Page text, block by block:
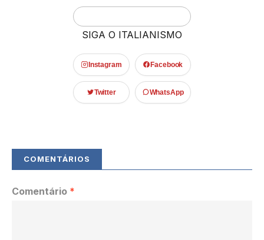
SIGA O ITALIANISMO
Instagram Facebook
Twitter WhatsApp
Comentário *